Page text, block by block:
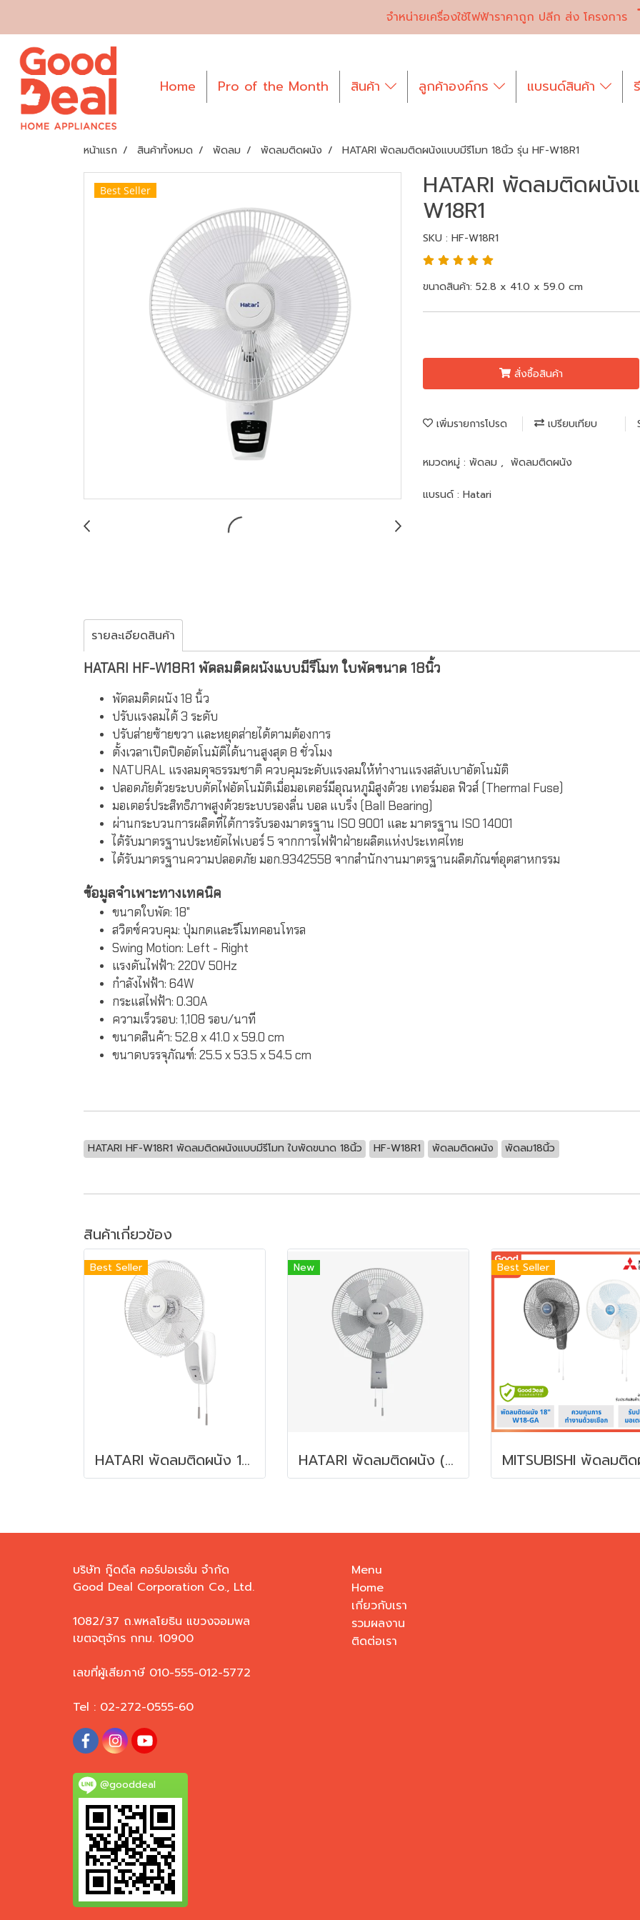
จำหน่ายเครื่องใช้ไฟฟ้าราคาถูก ปลีก ส่ง โครงการ
Home Pro of the Month สินค้า ลูกค้าองค์กร แบรนด์สินค้า
หน้าแรก สินค้าทั้งหมด พัดลม พัดลมติดผนัง HATARI พัดลมติดผนังแบบมีรีโมท 18นิ้ว รุ่น HF-W18R1
Best Seller HATARI พัดลมติดผนัง
W18R1
SKU : HF-W18R1
ขนาดสินค้า: 52.8 x 41.0 x 59.0 cm
สั่งซื้อสินค้า
เพิ่มรายการโปรด เปรียบเทียบ
หมวดหมู่ : พัดลม , พัดลมติดผนัง
แบรนด์ : Hatari
รายละเอียดสินค้า
HATARI HF-W18R1 พัดลมติดผนังแบบมีรีโมท ใบพัดขนาด 18นิ้ว
พัดลมติดผนัง 18 นิ้ว
ปรับแรงลมได้ 3 ระดับ
ปรับส่ายซ้ายขวา และหยุดส่ายได้ตามต้องการ
ตั้งเวลาเปิดปิดอัตโนมัติได้นานสูงสุด 8 ชั่วโมง
NATURAL แรงลมดุจธรรมชาติ ควบคุมระดับแรงลมให้ทำงานแรงสลับเบาอัตโนมัติ
ปลอดภัยด้วยระบบตัดไฟอัตโนมัติเมื่อมอเตอร์มีอุณหภูมิสูงด้วย เทอร์มอล ฟิวส์ (Thermal Fuse)
มอเตอร์ประสิทธิภาพสูงด้วยระบบรองลื่น บอล แบริ่ง (Ball Bearing)
ผ่านกระบวนการผลิตที่ได้การรับรองมาตรฐาน ISO 9001 และ มาตรฐาน ISO 14001
ได้รับมาตรฐานประหยัดไฟเบอร์ 5 จากการไฟฟ้าฝ่ายผลิตแห่งประเทศไทย
ได้รับมาตรฐานความปลอดภัย มอก.9342558 จากสำนักงานมาตรฐานผลิตภัณฑ์อุตสาหกรรม
ข้อมูลจำเพาะทางเทคนิค
ขนาดใบพัด: 18"
สวิตซ์ควบคุม: ปุ่มกดและรีโมทคอนโทรล
Swing Motion: Left - Right
แรงดันไฟฟ้า: 220V 50Hz
กำลังไฟฟ้า: 64W
กระแสไฟฟ้า: 0.30A
ความเร็วรอบ: 1,108 รอบ/นาที
ขนาดสินค้า: 52.8 x 41.0 x 59.0 cm
ขนาดบรรจุภัณฑ์: 25.5 x 53.5 x 54.5 cm
HATARI HF-W18R1 พัดลมติดผนังแบบมีรีโมท ใบพัดขนาด 18นิ้ว HF-W18R1 พัดลมติดผนัง พัดลม18นิ้ว
สินค้าเกี่ยวข้อง
Best Seller
HATARI พัดลมติดผนัง 16 นิ้ว รุ่น HG-W16M1
New
HATARI พัดลมติดผนัง (อุตสาหกรรม, 18") รุ่น IW18M1
Best Seller
บริษัท กู๊ดดีล คอร์ปอเรชั่น จำกัด
Good Deal Corporation Co., Ltd.
1082/37 ถ.พหลโยธิน แขวงจอมพล
เขตจตุจักร กทม. 10900
เลขที่ผู้เสียภาษี 010-555-012-5772
Tel : 02-272-0555-60
@gooddeal
Menu
Home
เกี่ยวกับเรา
รวมผลงาน
ติดต่อเรา